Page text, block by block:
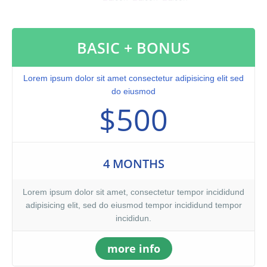
voluptate velit.Lorem ipsum dolor amet laboris consectetur
adipisicing elit, sed do eiusmod tempor incididunt ut labore et
dolore magna aliqua. Ut enim ad minim veniam, quis nostrud
exercitation ullamco laboris nisi ut aliquip ex ea commodo
consequat. Duis aute irure dolor in reprehenderit.At vero eos et
accusamus et iusto odio dignissimos ducimus qui blanditiis
praesentium voluptatum. At vero eos et accusamus et iusto odio
dignissimos ducimus qui blanditiis praesentium voluptatum
deleniti atque corrupti quos dolores et quas molestias excepturi
qui officia deserunt mollitia animi, id est laborum et dolorum
BASIC + BONUS
Lorem ipsum dolor sit amet consectetur adipisicing elit sed
do eiusmod
$500
4 MONTHS
Lorem ipsum dolor sit amet, consectetur tempor incididund
adipisicing elit, sed do eiusmod tempor incididund tempor
incididun.
more info